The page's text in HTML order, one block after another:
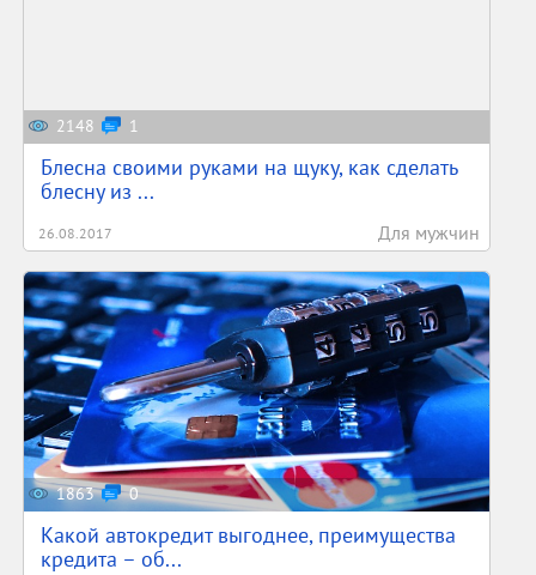
2148 1
Блесна своими руками на щуку, как сделать
блесну из ...
26.08.2017 Для мужчин
1863 0
Какой автокредит выгоднее, преимущества
кредита – об...